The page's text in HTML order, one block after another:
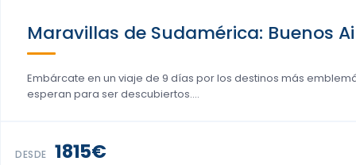
Maravillas de Sudamérica: Buenos
Embárcate en un viaje de 9 días por los destinos más
esperan para ser descubiertos....
DESDE 1815€